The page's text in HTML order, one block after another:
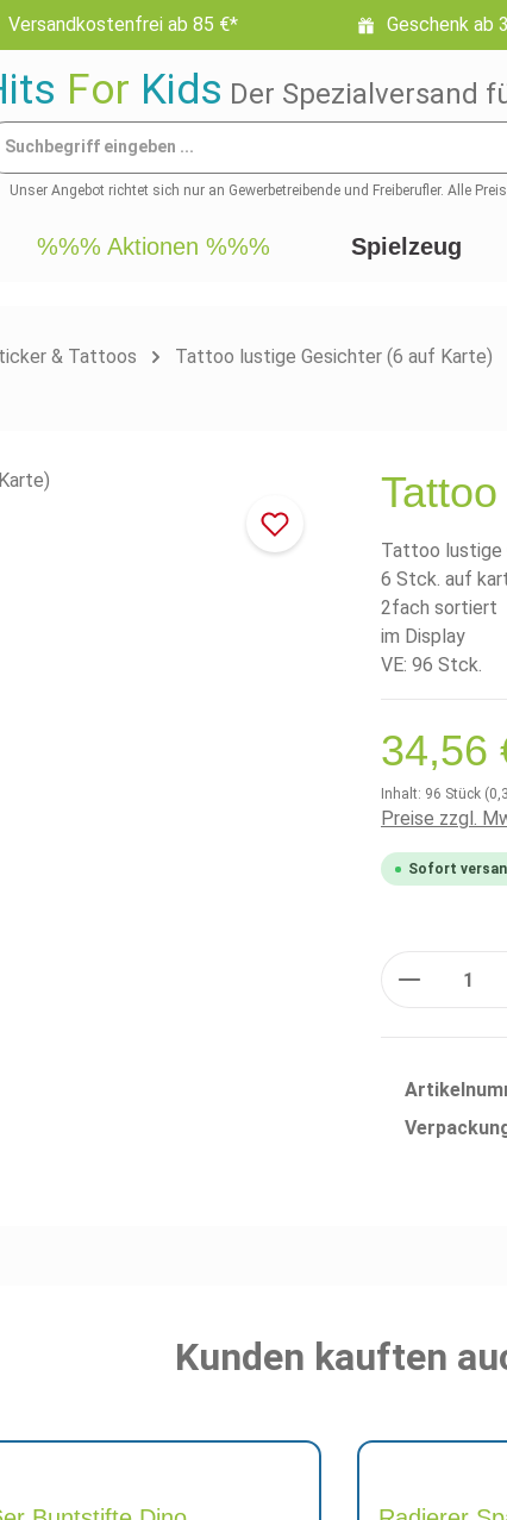
Versandkostenfrei ab 85 €* Geschenk ab
For Kids Der Spezialversand
Unser Angebot richtet sich nur an Gewerbetreibende und Freiberufler. Alle
%%% Aktionen %%% Spielzeug
& Tattoos Tattoo lustige Gesichter (6 auf Karte)
Tattoo lustige
6 Stck. auf
2fach sortiert
im Display
VE: 96 Stck.
34,56
Inhalt: 96 Stück
Preise zzgl.
Sofort
Anzahl
Kunden kauften